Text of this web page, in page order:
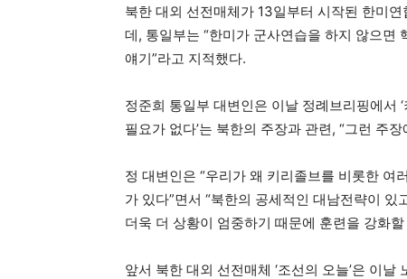
북한 대외 선전매체가 13일부터 시작된 한미
데, 통일부는 “한미가 군사연습을 하지 않으면
얘기”라고 지적했다.
정준희 통일부 대변인은 이날 정례브리핑에서
필요가 없다’는 북한의 주장과 관련, “그런 주
정 대변인은 “우리가 왜 키리졸브를 비롯한 여
가 있다”면서 “북한의 공세적인 대남전략이
더욱 더 상황이 엄중하기 때문에 훈련을 강화
앞서 북한 대외 선전매체 ‘조선의 오늘’은 이